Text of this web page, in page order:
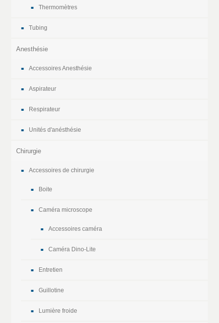
Thermomètres
Tubing
Anesthésie
Accessoires Anesthésie
Aspirateur
Respirateur
Unités d'anésthésie
Chirurgie
Accessoires de chirurgie
Boite
Caméra microscope
Accessoires caméra
Caméra Dino-Lite
Entretien
Guillotine
Lumière froide